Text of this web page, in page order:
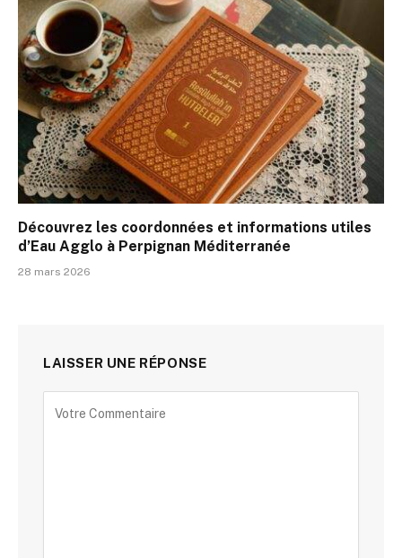
Découvrez les coordonnées et informations utiles
d’Eau Agglo à Perpignan Méditerranée
28 mars 2026
LAISSER UNE RÉPONSE